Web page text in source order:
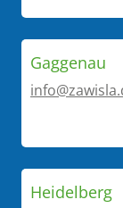
Gaggenau
Heidelberg